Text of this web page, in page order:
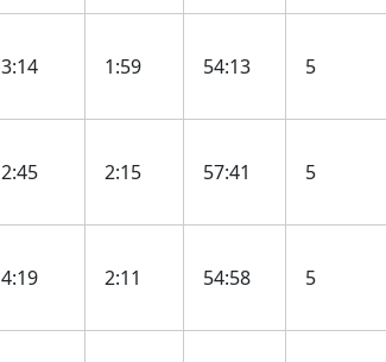
3:14 1:59 54:13 5
2:45 2:15 57:41 5
4:19 2:11 54:58 5